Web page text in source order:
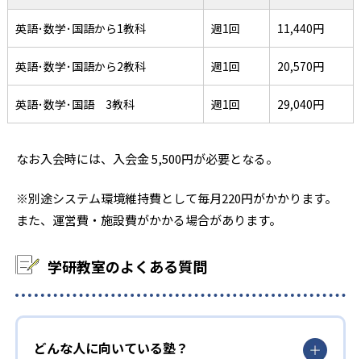
英語･数学･国語から1教科 週1回 11,440円
英語･数学･国語から2教科 週1回 20,570円
英語･数学･国語 3教科 週1回 29,040円
なお入会時には、入会金 5,500円が必要となる。
※別途システム環境維持費として毎月220円がかかります。
また、運営費・施設費がかかる場合があります。
学研教室のよくある質問
どんな人に向いている塾？